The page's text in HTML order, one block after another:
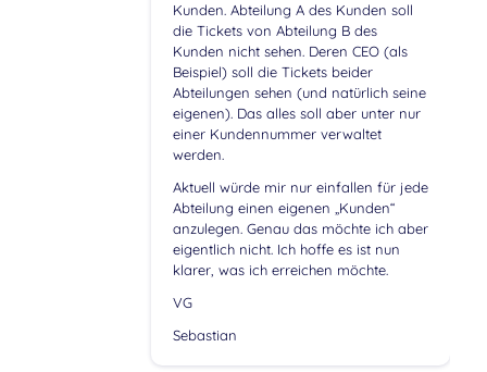
Kunden. Abteilung A des Kunden soll
die Tickets von Abteilung B des
Kunden nicht sehen. Deren CEO (als
Beispiel) soll die Tickets beider
Abteilungen sehen (und natürlich seine
eigenen). Das alles soll aber unter nur
einer Kundennummer verwaltet
werden.
Aktuell würde mir nur einfallen für jede
Abteilung einen eigenen „Kunden“
anzulegen. Genau das möchte ich aber
eigentlich nicht. Ich hoffe es ist nun
klarer, was ich erreichen möchte.
VG
Sebastian